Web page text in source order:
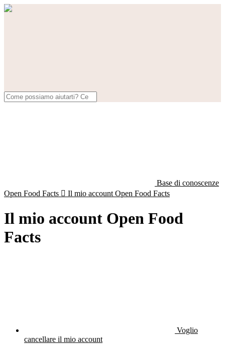
Base di conoscenze
Open Food Facts  Il mio account Open Food Facts
Il mio account Open Food
Facts
Voglio
cancellare il mio account